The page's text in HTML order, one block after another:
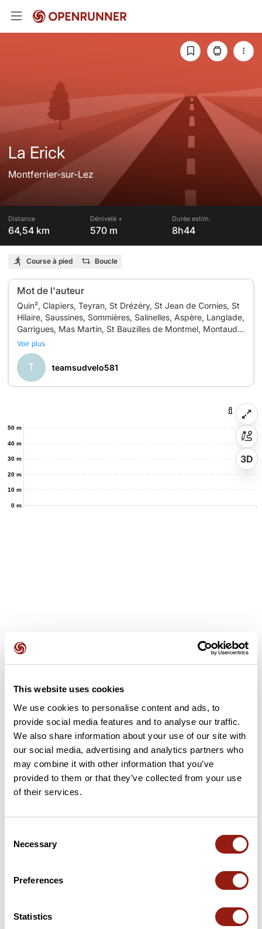
This website uses cookies
We use cookies to personalise content and ads, to
provide social media features and to analyse our traffic.
We also share information about your use of our site with
our social media, advertising and analytics partners who
may combine it with other information that you’ve
provided to them or that they’ve collected from your use
of their services.
Selection
Necessary
Preferences
Statistics
La Erick
Montferrier-sur-Lez
Distance
64,54 km
Dénivelé +
570 m
Durée estim.
8h44
Course à pied Boucle
Mot de l'auteur
Quin², Clapiers, Teyran, St Drézéry, St Jean de Cornies, St
Hilaire, Saussines, Sommières, Salinelles, Aspère, Langlade,
Garrigues, Mas Martin, St Bauzilles de Montmel, Montaud,
Voir plus
T teamsudvelo581
0 m
10 m
20 m
30 m
40 m
50 m
3D
Avis des utilisateurs
Soyez le premier à ajouter un avis !
Ajouter un avis
Résumé
Découvrez ce parcours de course à pied de 64,5 km à
cumulée de plus de 570m. Prévoyez environ 8 heures et 44